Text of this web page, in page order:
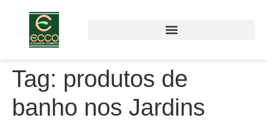
Tag: produtos de
banho nos Jardins